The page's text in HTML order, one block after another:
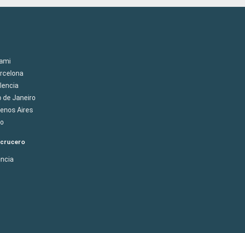
de Janeiro
Aires